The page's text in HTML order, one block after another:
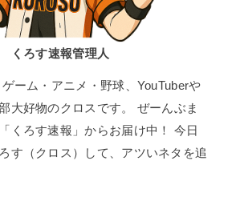
くろす速報管理人
ーム・アニメ・野球、YouTuberや
大好物のクロスです。 ぜーんぶま
くろす速報」からお届け中！ 今日
す（クロス）して、アツいネタを追